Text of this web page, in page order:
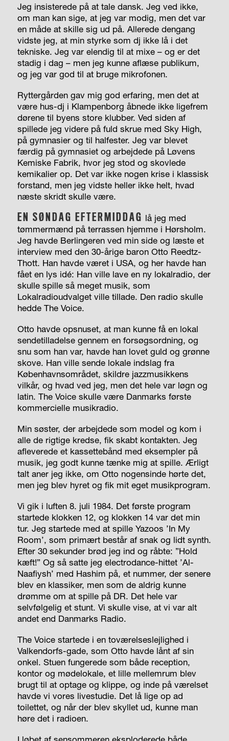
Jeg insisterede på at tale dansk. Jeg ved ikke,
om man kan sige, at jeg var modig, men det var
en måde at skille sig ud på. Allerede dengang
vidste jeg, at min styrke som dj ikke lå i det
tekniske. Jeg var elendig til at mixe – og er det
stadig i dag – men jeg kunne aflæse publikum,
og jeg var god til at bruge mikrofonen.
Ryttergården gav mig god erfaring, men det at
være hus-dj i Klampenborg åbnede ikke ligefrem
dørene til byens store klubber. Ved siden af
spillede jeg videre på fuld skrue med Sky High,
på gymnasier og til halfester. Jeg var blevet
færdig på gymnasiet og arbejdede på Løvens
Kemiske Fabrik, hvor jeg stod og skovlede
kemikalier op. Det var ikke nogen krise i klassisk
forstand, men jeg vidste heller ikke helt, hvad
næste skridt skulle være.
EN SØNDAG EFTERMIDDAG lå jeg med
tømmermænd på terrassen hjemme i Hørsholm.
Jeg havde Berlingeren ved min side og læste et
interview med den 30-årige baron Otto Reedtz-
Thott. Han havde været i USA, og her havde han
fået en lys idé: Han ville lave en ny lokalradio, der
skulle spille så meget musik, som
Lokalradioudvalget ville tillade. Den radio skulle
hedde The Voice.
Otto havde opsnuset, at man kunne få en lokal
sendetilladelse gennem en forsøgsordning, og
snu som han var, havde han lovet guld og grønne
skove. Han ville sende lokale indslag fra
Københavnsområdet, skildre jazzmusikkens
vilkår, og hvad ved jeg, men det hele var løgn og
latin. The Voice skulle være Danmarks første
kommercielle musikradio.
Min søster, der arbejdede som model og kom i
alle de rigtige kredse, fik skabt kontakten. Jeg
afleverede et kassettebånd med eksempler på
musik, jeg godt kunne tænke mig at spille. Ærligt
talt aner jeg ikke, om Otto nogensinde hørte det,
men jeg blev hyret og fik mit eget musikprogram.
Vi gik i luften 8. juli 1984. Det første program
startede klokken 12, og klokken 14 var det min
tur. Jeg startede med at spille Yazoos ’In My
Room’, som primært består af snak og lidt synth.
Efter 30 sekunder brød jeg ind og råbte: ”Hold
kæft!” Og så satte jeg electrodance-hittet ’Al-
Naafiysh’ med Hashim på, et nummer, der senere
blev en klassiker, men som de aldrig kunne
drømme om at spille på DR. Det hele var
selvfølgelig et stunt. Vi skulle vise, at vi var alt
andet end Danmarks Radio.
The Voice startede i en toværelseslejlighed i
Valkendorfs-gade, som Otto havde lånt af sin
onkel. Stuen fungerede som både reception,
kontor og mødelokale, et lille mellemrum blev
brugt til at optage og klippe, og inde på værelset
havde vi vores livestudie. Det lå lige op ad
toilettet, og når der blev skyllet ud, kunne man
høre det i radioen.